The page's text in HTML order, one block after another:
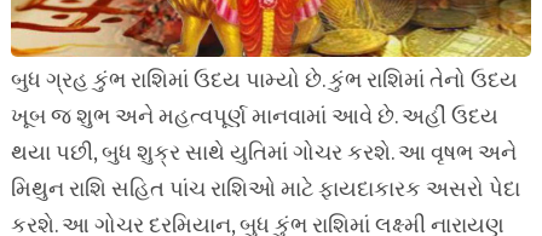
બુધ ગ્રહ કુંભ રાશિમાં ઉદય પામ્યો છે. કુંભ રાશિમાં તેનો ઉદય
ખૂબ જ શુભ અને મહત્વપૂર્ણ માનવામાં આવે છે. અહીં ઉદય
થયા પછી, બુધ શુક્ર સાથે યુતિમાં ગોચર કરશે. આ વૃષભ અને
મિથુન રાશિ સહિત પાંચ રાશિઓ માટે ફાયદાકારક અસરો પેદા
કરશે. આ ગોચર દરમિયાન, બુધ કુંભ રાશિમાં લક્ષ્મી નારાયણ